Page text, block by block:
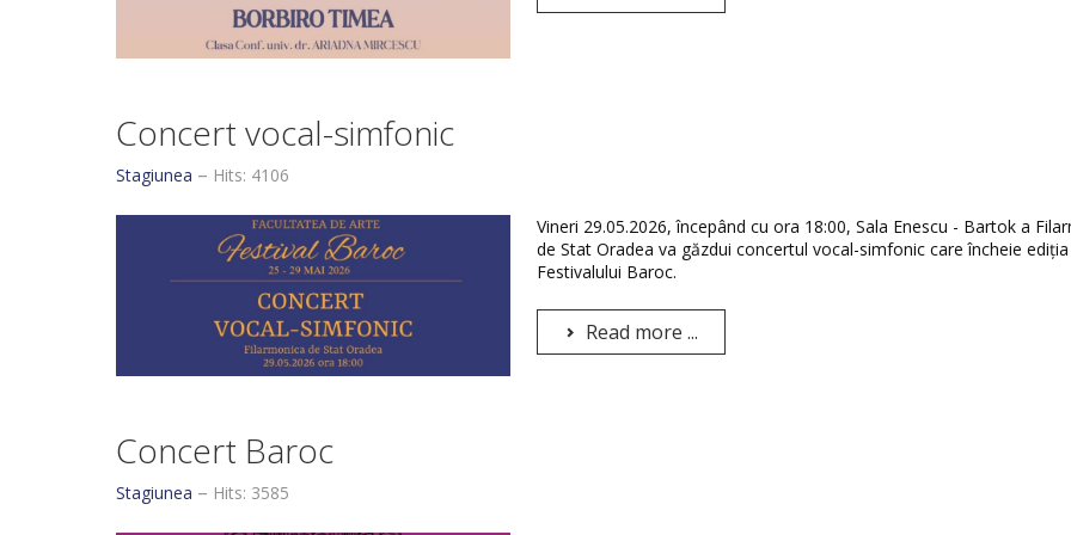
Concert vocal-simfonic
Stagiunea Hits: 4106
Vineri 29.05.2026, începând cu ora 18:00, Sala Enescu - Bartok a
de Stat Oradea va găzdui concertul vocal-simfonic care încheie
Festivalului Baroc.
Read more ...
Concert Baroc
Stagiunea Hits: 3585